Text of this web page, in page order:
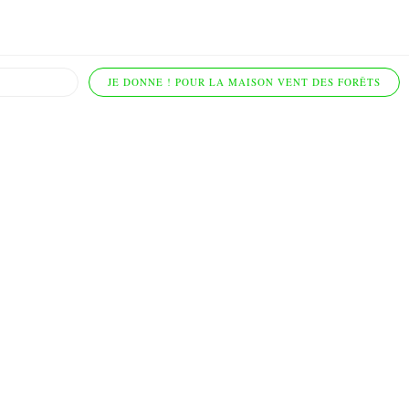
JE DONNE ! POUR LA MAISON VENT DES FORÊTS